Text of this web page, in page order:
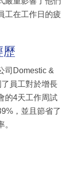
工在工作日的疲
歷
司Domestic &
員工對於增長
的4天工作周試
，並且節省了